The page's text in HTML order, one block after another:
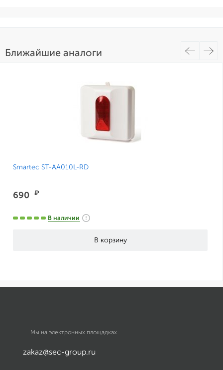
Ближайшие аналоги
Smartec ST-AA010L-RD
690 ₽
В наличии
Мы на электронных площадках
zakaz@sec-group.ru